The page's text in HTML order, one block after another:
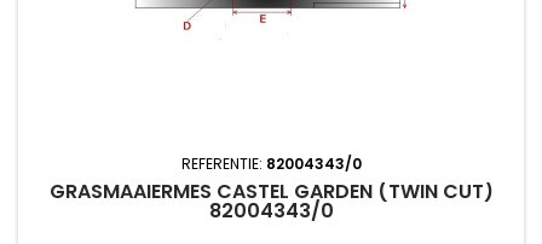
REFERENTIE: 82004343/0
GRASMAAIERMES CASTEL GARDEN (TWIN CUT)
82004343/0